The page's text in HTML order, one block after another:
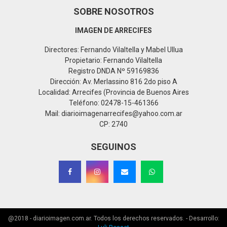
SOBRE NOSOTROS
IMAGEN DE ARRECIFES
Directores: Fernando Vilaltella y Mabel Ullua
Propietario: Fernando Vilaltella
Registro DNDA Nº 59169836
Dirección: Av. Merlassino 816 2do piso A
Localidad: Arrecifes (Provincia de Buenos Aires
Teléfono: 02478-15-461366
Mail: diarioimagenarrecifes@yahoo.com.ar
CP: 2740
SEGUINOS
@2018 - diarioimagen.com.ar. Todos los derechos reservados. - Desarrollo: